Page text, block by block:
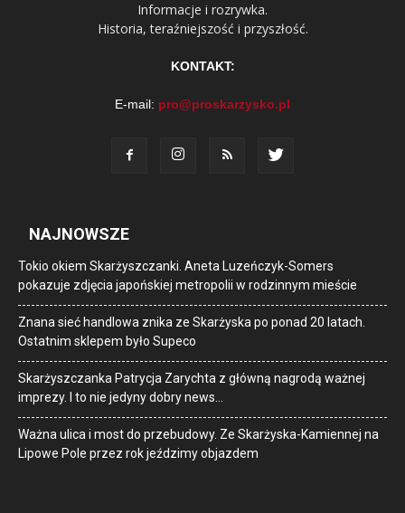
Informacje i rozrywka.
Historia, teraźniejszość i przyszłość.
KONTAKT:
E-mail: pro@proskarzysko.pl
NAJNOWSZE
Tokio okiem Skarżyszczanki. Aneta Luzeńczyk-Somers
pokazuje zdjęcia japońskiej metropolii w rodzinnym mieście
Znana sieć handlowa znika ze Skarżyska po ponad 20 latach.
Ostatnim sklepem było Supeco
Skarżyszczanka Patrycja Zarychta z główną nagrodą ważnej
imprezy. I to nie jedyny dobry news…
Ważna ulica i most do przebudowy. Ze Skarżyska-Kamiennej na
Lipowe Pole przez rok jeździmy objazdem